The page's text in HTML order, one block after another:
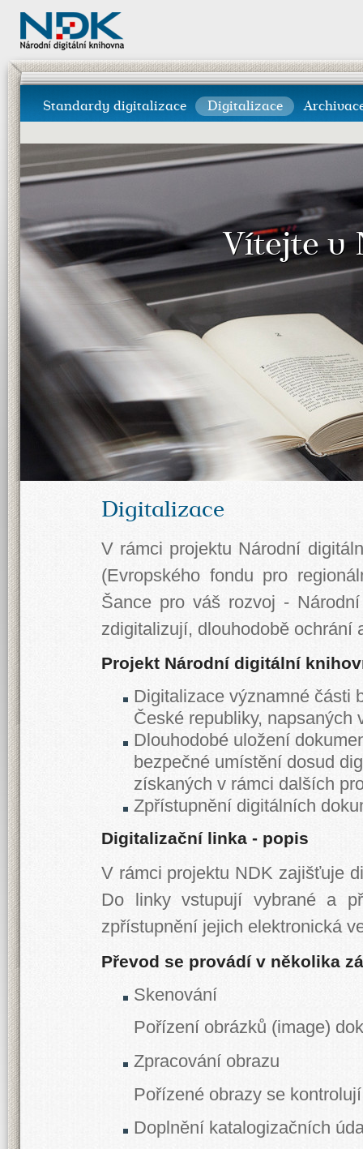
Standardy digitalizace Digitalizace
Vítejte v
Digitalizace
V rámci projektu Národní
(Evropského fondu pro
Šance pro váš rozvoj -
zdigitalizují, dlouhodobě ochrání
Projekt Národní digitální
Digitalizace významné části
České republiky,
Dlouhodobé uložení
bezpečné umístění dosud
získaných v rámci dalších
Zpřístupnění digitálních
Digitalizační linka - popis
V rámci projektu NDK zajišťuje
Do linky vstupují vybrané a
zpřístupnění jejich elektronická
Převod se provádí v několika
Skenování
Pořízení obrázků (image)
Zpracování obrazu
Pořízené obrazy se
Doplnění katalogizačních